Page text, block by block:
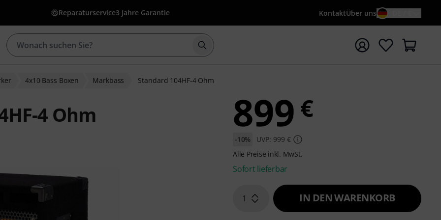
Reparaturservice3 Jahre Garantie KontaktÜber uns
Suche mit Suchwort {searchTerm} starten
4x10 Bass Boxen Markbass Standard 104HF-4 Ohm
4 Ohm 899 €
-10%
UVP: 999 €
Alle Preise inkl. MwSt.
Sofort lieferbar
1 IN DEN WARENKORB